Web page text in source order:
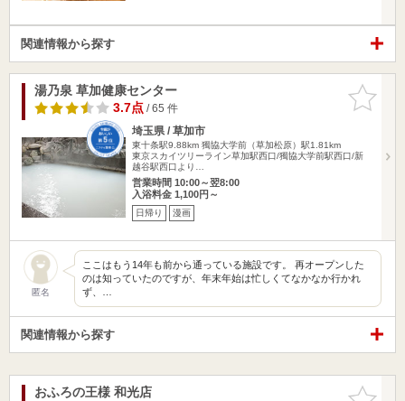
関連情報から探す
お気に入
りに追加
湯乃泉 草加健康センター
3.7点/ 65 件
埼玉県 / 草加市
東十条駅9.88km 獨協大学前（草加松原）駅1.81km
東京スカイツリーライン草加駅西口/獨協大学前駅西口/新
越谷駅西口より…
営業時間 10:00～翌8:00
入浴料金 1,100円～
日帰り 漫画
匿名
ここはもう14年も前から通っている施設です。 再オープンした
のは知っていたのですが、年末年始は忙しくてなかなか行かれ
ず、…
関連情報から探す
お気に入
おふろの王様 和光店